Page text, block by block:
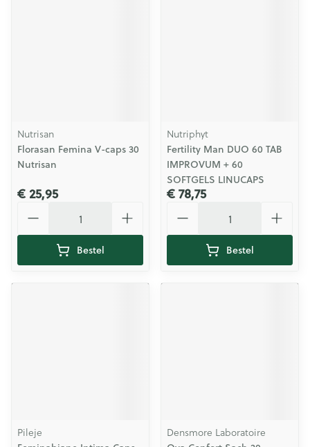
Nutrisan
Florasan Femina V-caps 30
Nutrisan
€ 25,95
Bestel
Nutriphyt
Fertility Man DUO 60 TAB
IMPROVUM + 60
SOFTGELS LINUCAPS
€ 78,75
Bestel
Pileje Densmore Laboratoire